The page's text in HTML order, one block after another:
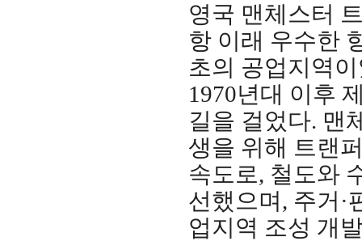
영국 맨체스터
항 이래 우수한
초의 공업지역
1970년대 이후
길을 걸었다. 맨
생을 위해 트랜
속도로, 철도와
선했으며, 주거·
업지역 조성 개